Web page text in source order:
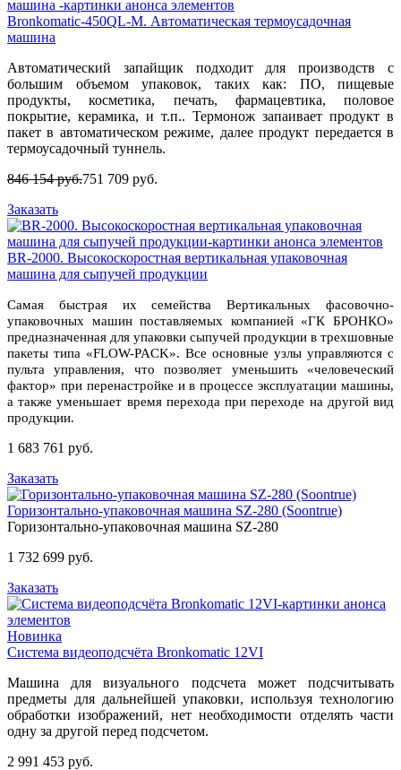
Bronkomatic-450QL-M. Автоматическая термоусадочная
машина
Автоматический запайщик подходит для производств с
большим объемом упаковок, таких как: ПО, пищевые
продукты, косметика, печать, фармацевтика, половое
покрытие, керамика, и т.п.. Термонож запаивает продукт в
пакет в автоматическом режиме, далее продукт передается в
термоусадочный туннель.
846 154 руб.751 709 руб.
Заказать
BR-2000. Высокоскоростная вертикальная упаковочная
машина для сыпучей продукции
Самая быстрая их семейства Вертикальных фасовочно-
упаковочных машин поставляемых компанией «ГК БРОНКО»
предназначенная для упаковки сыпучей продукции в трехшовные
пакеты типа «FLOW-PACK». Все основные узлы управляются с
пульта управления, что позволяет уменьшить «человеческий
фактор» при перенастройке и в процессе эксплуатации машины,
а также уменьшает время перехода при переходе на другой вид
продукции.
1 683 761 руб.
Заказать
Горизонтально-упаковочная машина SZ-280 (Soontrue)
Горизонтально-упаковочная машина SZ-280
1 732 699 руб.
Заказать
Новинка
Система видеоподсчёта Bronkomatic 12VI
Машина для визуального подсчета может подсчитывать
предметы для дальнейшей упаковки, используя технологию
обработки изображений, нет необходимости отделять части
одну за другой перед подсчетом.
2 991 453 руб.